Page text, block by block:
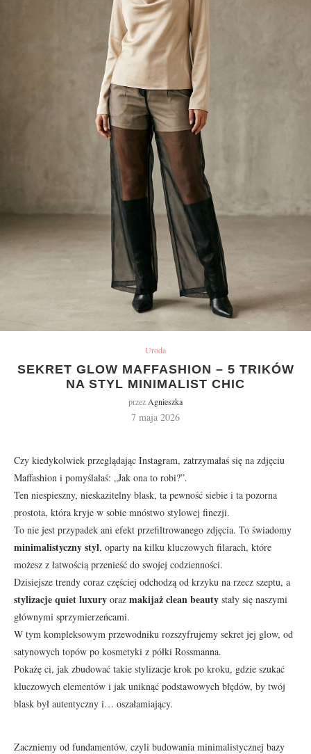
Uroda
SEKRET GLOW MAFFASHION – 5 TRIKÓW
NA STYL MINIMALIST CHIC
przez Agnieszka
7 maja 2026
Czy kiedykolwiek przeglądając Instagram, zatrzymałaś się na zdjęciu
Maffashion i pomyślałaś: „Jak ona to robi?”.
Ten niespieszny, nieskazitelny blask, ta pewność siebie i ta pozorna
prostota, która kryje w sobie mnóstwo stylowej finezji.
To nie jest przypadek ani efekt przefiltrowanego zdjęcia. To świadomy
minimalistyczny styl, oparty na kilku kluczowych filarach, które
możesz z łatwością przenieść do swojej codzienności.
Dzisiejsze trendy coraz częściej odchodzą od krzyku na rzecz szeptu, a
stylizacje quiet luxury oraz makijaż clean beauty stały się naszymi
głównymi sprzymierzeńcami.
W tym kompleksowym przewodniku rozszyfrujemy sekret jej glow, od
satynowych topów po kosmetyki z półki Rossmanna.
Pokażę ci, jak zbudować takie stylizacje krok po kroku, gdzie szukać
kluczowych elementów i jak uniknąć podstawowych błędów, by twój
blask był autentyczny i… oszałamiający.
Zaczniemy od fundamentów, czyli budowania minimalistycznej bazy